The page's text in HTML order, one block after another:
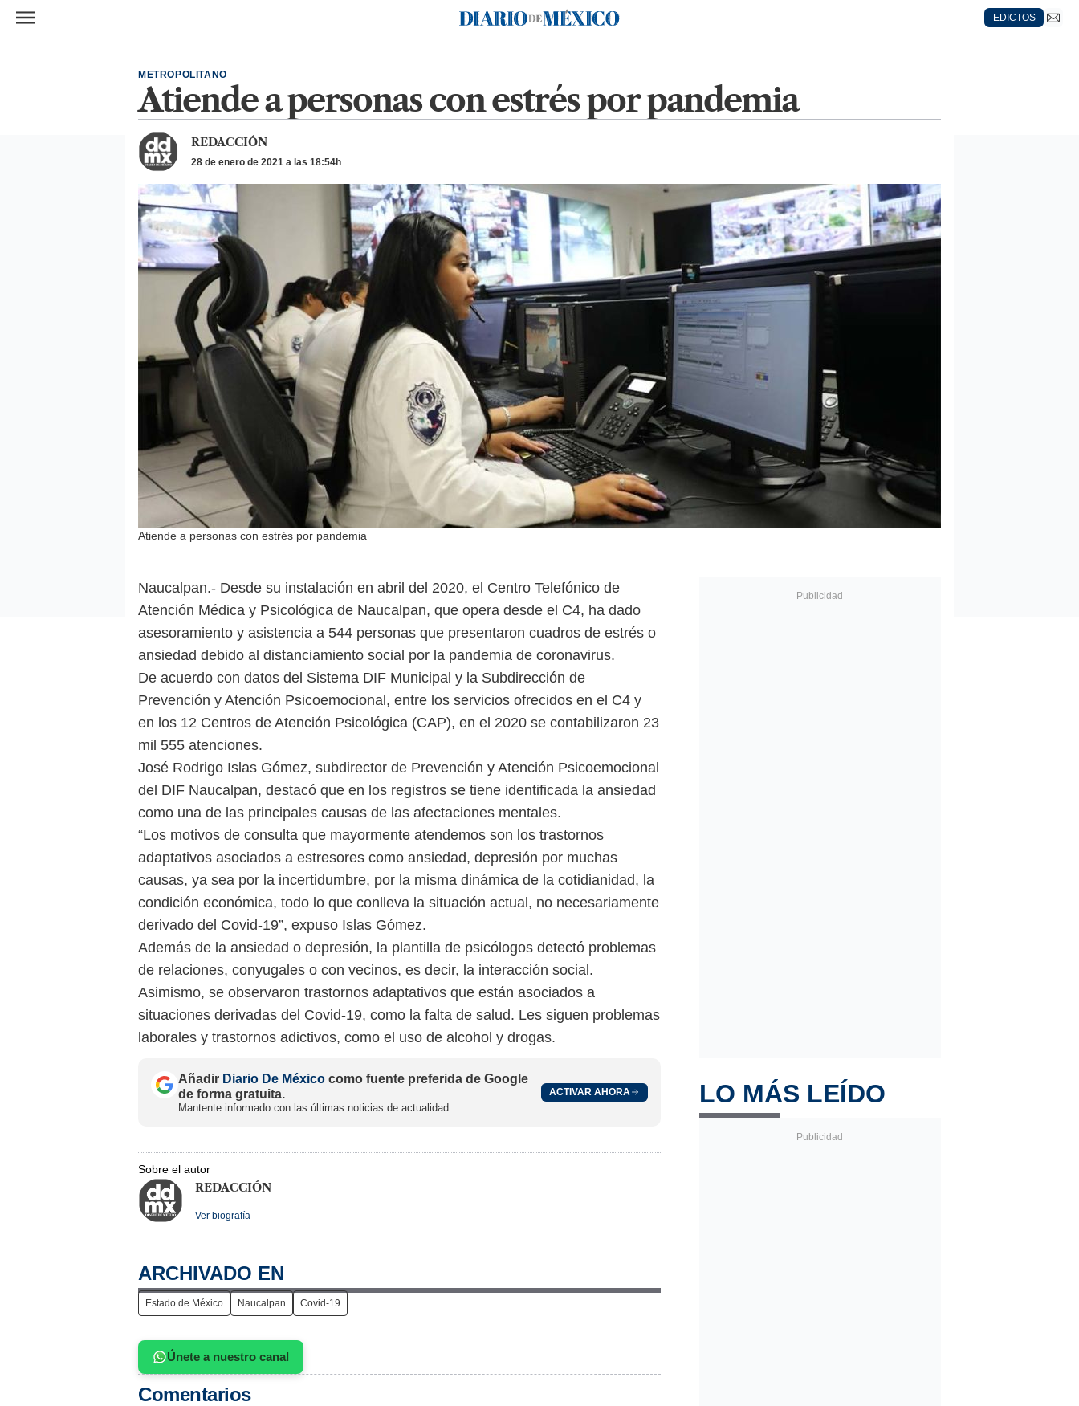
Ir al contenido principal
Diario de México
EDICTOS
Atiende a personas con estrés por pandemia
METROPOLITANO
REDACCIÓN
28 de enero de 2021 a las 18:54h
Atiende a personas con estrés por pandemia
Naucalpan.- Desde su instalación en abril del 2020, el Centro Telefónico de
Atención Médica y Psicológica de Naucalpan, que opera desde el C4, ha dado
asesoramiento y asistencia a 544 personas que presentaron cuadros de estrés o
ansiedad debido al distanciamiento social por la pandemia de coronavirus.
De acuerdo con datos del Sistema DIF Municipal y la Subdirección de
Prevención y Atención Psicoemocional, entre los servicios ofrecidos en el C4 y
en los 12 Centros de Atención Psicológica (CAP), en el 2020 se contabilizaron 23
mil 555 atenciones.
José Rodrigo Islas Gómez, subdirector de Prevención y Atención Psicoemocional
del DIF Naucalpan, destacó que en los registros se tiene identificada la ansiedad
como una de las principales causas de las afectaciones mentales.
“Los motivos de consulta que mayormente atendemos son los trastornos
adaptativos asociados a estresores como ansiedad, depresión por muchas
causas, ya sea por la incertidumbre, por la misma dinámica de la cotidianidad, la
condición económica, todo lo que conlleva la situación actual, no necesariamente
derivado del Covid-19”, expuso Islas Gómez.
Además de la ansiedad o depresión, la plantilla de psicólogos detectó problemas
de relaciones, conyugales o con vecinos, es decir, la interacción social.
Asimismo, se observaron trastornos adaptativos que están asociados a
situaciones derivadas del Covid-19, como la falta de salud. Les siguen problemas
laborales y trastornos adictivos, como el uso de alcohol y drogas.
Añadir Diario De México como fuente preferida de Google
de forma gratuita.
Mantente informado con las últimas noticias de actualidad.
ACTIVAR AHORA
Sobre el autor
REDACCIÓN
Ver biografía
ARCHIVADO EN
Estado de México Naucalpan Covid-19
Únete a nuestro canal
Comentarios
LO MÁS LEÍDO